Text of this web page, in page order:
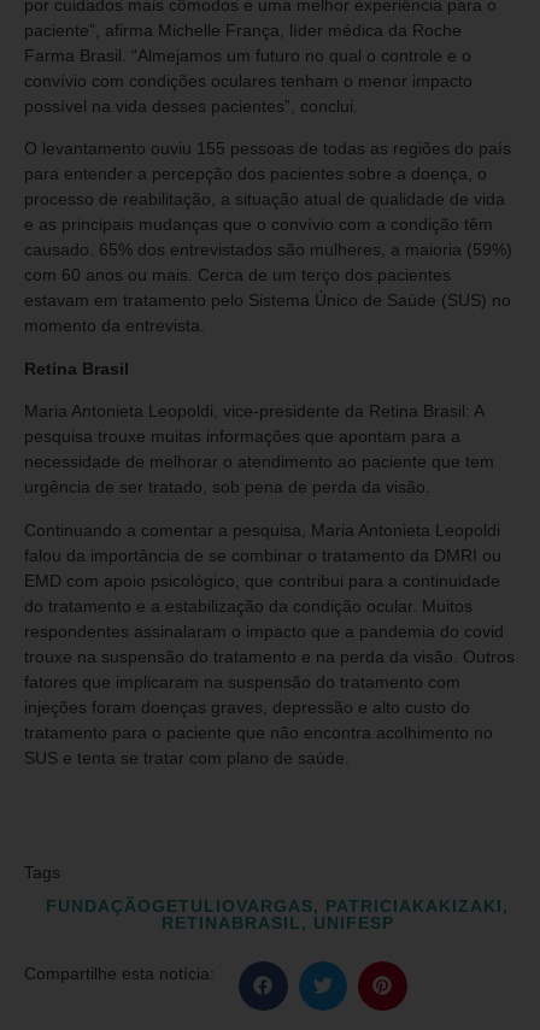
por cuidados mais cômodos e uma melhor experiência para o
paciente”, afirma Michelle França, líder médica da Roche
Farma Brasil. “Almejamos um futuro no qual o controle e o
convívio com condições oculares tenham o menor impacto
possível na vida desses pacientes”, conclui.
O levantamento ouviu 155 pessoas de todas as regiões do país
para entender a percepção dos pacientes sobre a doença, o
processo de reabilitação, a situação atual de qualidade de vida
e as principais mudanças que o convívio com a condição têm
causado. 65% dos entrevistados são mulheres, a maioria (59%)
com 60 anos ou mais. Cerca de um terço dos pacientes
estavam em tratamento pelo Sistema Único de Saúde (SUS) no
momento da entrevista.
Retina Brasil
Maria Antonieta Leopoldi, vice-presidente da Retina Brasil: A
pesquisa trouxe muitas informações que apontam para a
necessidade de melhorar o atendimento ao paciente que tem
urgência de ser tratado, sob pena de perda da visão.
Continuando a comentar a pesquisa, Maria Antonieta Leopoldi
falou da importância de se combinar o tratamento da DMRI ou
EMD com apoio psicológico, que contribui para a continuidade
do tratamento e a estabilização da condição ocular. Muitos
respondentes assinalaram o impacto que a pandemia do covid
trouxe na suspensão do tratamento e na perda da visão. Outros
fatores que implicaram na suspensão do tratamento com
injeções foram doenças graves, depressão e alto custo do
tratamento para o paciente que não encontra acolhimento no
SUS e tenta se tratar com plano de saúde.
Tags
FUNDAÇÃOGETULIOVARGAS, PATRICIAKAKIZAKI,
RETINABRASIL, UNIFESP
Compartilhe esta notícia: